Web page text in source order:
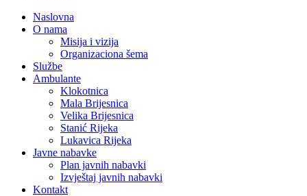
Naslovna
O nama
Misija i vizija
Organizaciona šema
Službe
Ambulante
Klokotnica
Mala Brijesnica
Velika Brijesnica
Stanić Rijeka
Lukavica Rijeka
Javne nabavke
Plan javnih nabavki
Izvještaj javnih nabavki
Kontakt